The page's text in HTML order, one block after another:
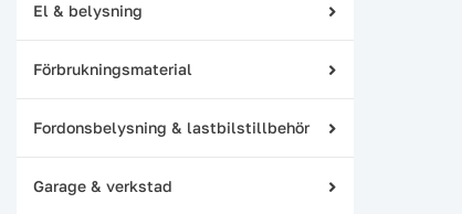
El & belysning
Förbrukningsmaterial
Fordonsbelysning & lastbilstillbehör
Garage & verkstad